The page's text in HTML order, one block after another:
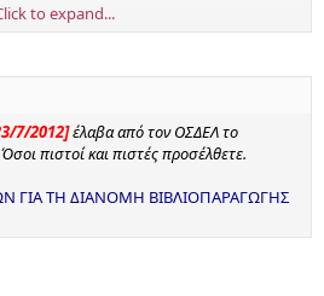
πραγματοποιεί τη διανομή του
to expand...
7/2012]έλαβα από τον ΟΣΔΕΛ το
πιστοί και πιστές προσέλθετε.
ΓΙΑ ΤΗ ΔΙΑΝΟΜΗ ΒΙΒΛΙΟΠΑΡΑΓΩΓΗΣ